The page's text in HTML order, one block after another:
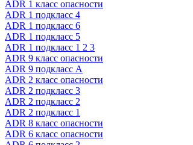
ADR 1 класс опасности
ADR 1 подкласс 4
ADR 1 подкласс 6
ADR 1 подкласс 5
ADR 1 подкласс 1 2 3
ADR 9 класс опасности
ADR 9 подкласс A
ADR 2 класс опасности
ADR 2 подкласс 3
ADR 2 подкласс 2
ADR 2 подкласс 1
ADR 8 класс опасности
ADR 6 класс опасности